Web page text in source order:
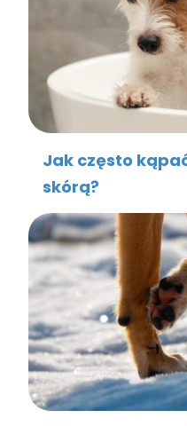
Jak często
skórą?